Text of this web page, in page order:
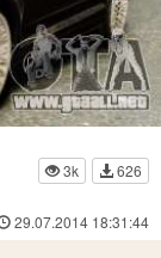
3k
626
29.07.2014 18:31:44